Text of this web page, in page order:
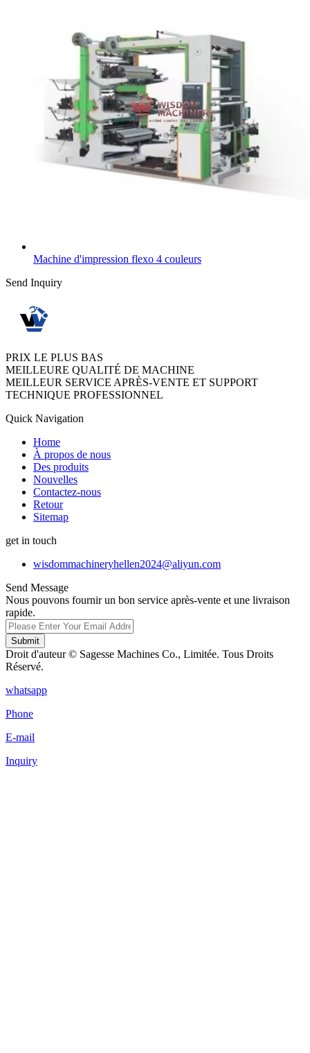
Machine d'impression flexo 4 couleurs
Send Inquiry
PRIX LE PLUS BAS
MEILLEURE QUALITÉ DE MACHINE
MEILLEUR SERVICE APRÈS-VENTE ET SUPPORT
TECHNIQUE PROFESSIONNEL
Quick Navigation
Home
À propos de nous
Des produits
Nouvelles
Contactez-nous
Retour
Sitemap
get in touch
wisdommachineryhellen2024@aliyun.com
Send Message
Nous pouvons fournir un bon service après-vente et une livraison
rapide.
Submit
Droit d'auteur © Sagesse Machines Co., Limitée. Tous Droits
Réservé.
whatsapp
Phone
E-mail
Inquiry